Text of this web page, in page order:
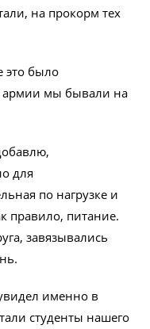
на прокорм тех
это было
армии мы бывали на
для
по нагрузке и
правило, питание.
завязывались
именно в
студенты нашего